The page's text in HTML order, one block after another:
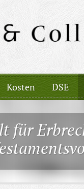
Kosten DSE
für